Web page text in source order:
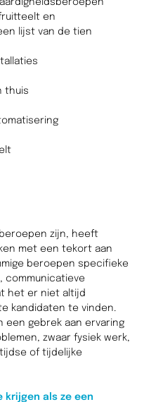
en
lijst van de tien
thuis
zijn, heeft
met een tekort aan
beroepen specifieke
communicatieve
het er niet altijd
kandidaten te vinden.
een gebrek aan ervaring
zwaar fysiek werk,
of tijdelijke
krijgen als ze een